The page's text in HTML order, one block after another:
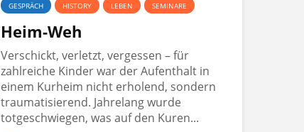
GESPRÄCH HISTORY LEBEN SEMINARE
Heim-Weh
Verschickt, verletzt, vergessen – für
zahlreiche Kinder war der Aufenthalt in
einem Kurheim nicht erholend, sondern
traumatisierend. Jahrelang wurde
totgeschwiegen, was auf den Kuren...